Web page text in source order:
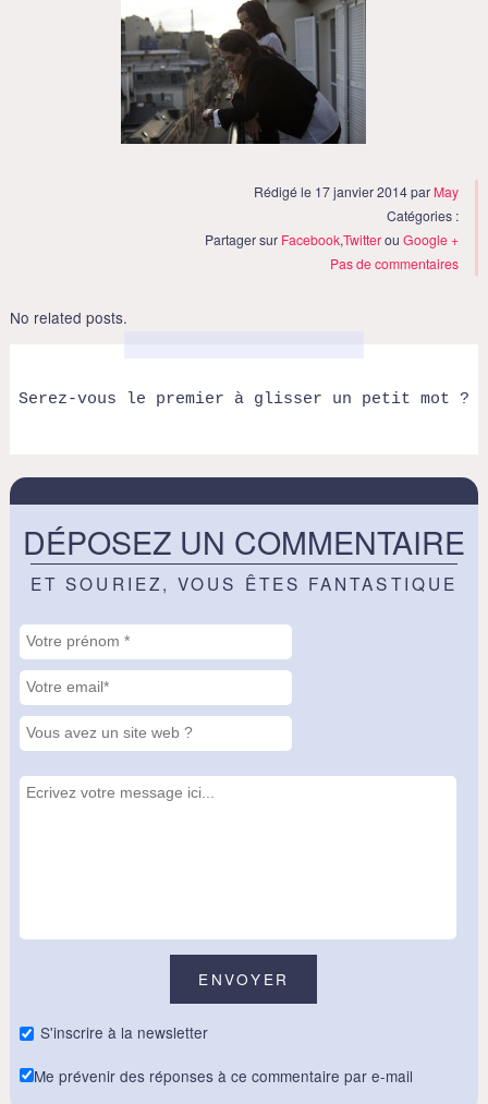
Rédigé le 17 janvier 2014 par May
Catégories :
Partager sur Facebook,TwitterouGoogle +
Pas de commentaires
No related posts.
Serez-vous le premier à glisser un petit mot ?
DÉPOSEZ UN COMMENTAIRE
ET SOURIEZ, VOUS ÊTES FANTASTIQUE
S'inscrire à la newsletter
Me prévenir des réponses à ce commentaire par e-mail